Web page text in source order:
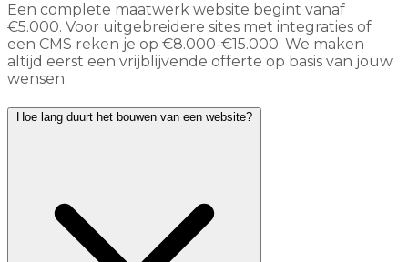
Een complete maatwerk website begint vanaf
€5.000. Voor uitgebreidere sites met integraties of
een CMS reken je op €8.000-€15.000. We maken
altijd eerst een vrijblijvende offerte op basis van jouw
wensen.
Hoe lang duurt het bouwen van een website?